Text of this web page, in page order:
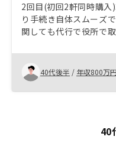
2回目(初回2軒同時購入
り手続き自体スムーズ
関しても代行で役所で
に楽でした。 担当者
という事で、信頼関係
ーズでした。地方の優
化願いたい。
40代後半 / 年収800万
40